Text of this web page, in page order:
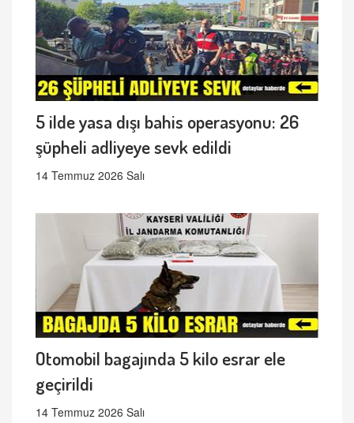
5 ilde yasa dışı bahis operasyonu: 26
şüpheli adliyeye sevk edildi
14 Temmuz 2026 Salı
Otomobil bagajında 5 kilo esrar ele
geçirildi
14 Temmuz 2026 Salı